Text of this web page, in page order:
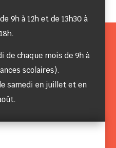
9h à 12h et de 13h30 à
18h.
de chaque mois de 9h à
scolaires).
samedi en juillet et en